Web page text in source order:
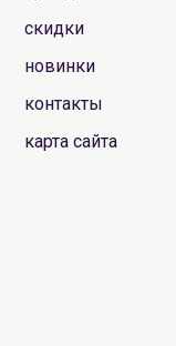
скидки
новинки
контакты
карта сайта